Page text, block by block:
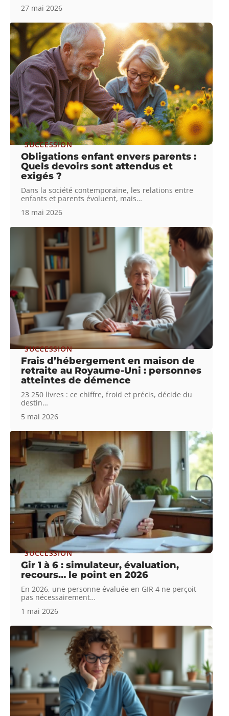
27 mai 2026
SUCCESSION
Obligations enfant envers parents :
Quels devoirs sont attendus et
exigés ?
Dans la société contemporaine, les relations entre
enfants et parents évoluent, mais…
18 mai 2026
SUCCESSION
Frais d’hébergement en maison de
retraite au Royaume-Uni : personnes
atteintes de démence
23 250 livres : ce chiffre, froid et précis, décide du
destin…
5 mai 2026
SUCCESSION
Gir 1 à 6 : simulateur, évaluation,
recours… le point en 2026
En 2026, une personne évaluée en GIR 4 ne perçoit
pas nécessairement…
1 mai 2026